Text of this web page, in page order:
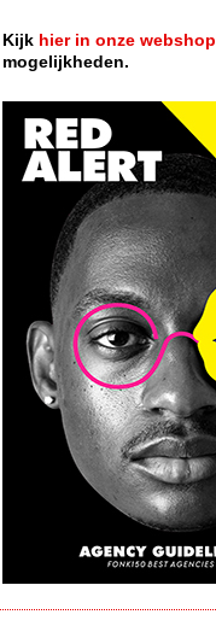
Kijk hier in onze webshop
mogelijkheden.